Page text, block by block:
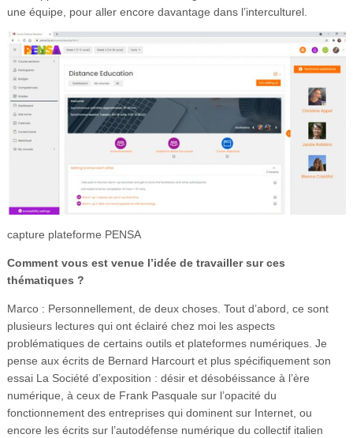
une équipe, pour aller encore davantage dans l’interculturel.
capture plateforme PENSA
Comment vous est venue l’idée de travailler sur ces
thématiques ?
Marco : Personnellement, de deux choses. Tout d’abord, ce sont
plusieurs lectures qui ont éclairé chez moi les aspects
problématiques de certains outils et plateformes numériques. Je
pense aux écrits de Bernard Harcourt et plus spécifiquement son
essai La Société d’exposition : désir et désobéissance à l’ère
numérique, à ceux de Frank Pasquale sur l’opacité du
fonctionnement des entreprises qui dominent sur Internet, ou
encore les écrits sur l’autodéfense numérique du collectif italien